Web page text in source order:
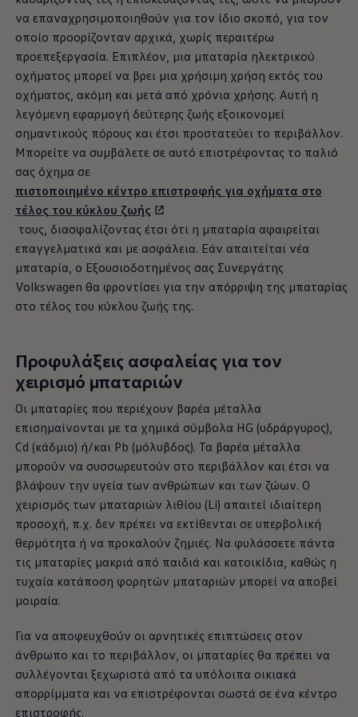
να επαναχρησιμοποιηθούν για τον ίδιο σκοπό, για τον
οποίο προορίζονταν αρχικά, χωρίς περαιτέρω
προεπεξεργασία. Επιπλέον, μια μπαταρία ηλεκτρικού
οχήματος μπορεί να βρει μια χρήσιμη χρήση εκτός του
οχήματος, ακόμη και μετά από χρόνια χρήσης. Αυτή η
λεγόμενη εφαρμογή δεύτερης ζωής εξοικονομεί
σημαντικούς πόρους και έτσι προστατεύει το περιβάλλον.
Μπορείτε να συμβάλετε σε αυτό επιστρέφοντας το παλιό
σας όχημα σε
πιστοποιημένο κέντρο επιστροφής για οχήματα στο
τέλος του κύκλου ζωής
τους, διασφαλίζοντας έτσι ότι η μπαταρία αφαιρείται
επαγγελματικά και με ασφάλεια. Εάν απαιτείται νέα
μπαταρία, ο Εξουσιοδοτημένος σας Συνεργάτης
Volkswagen θα φροντίσει για την απόρριψη της μπαταρίας
στο τέλος του κύκλου ζωής της.
Προφυλάξεις ασφαλείας για τον
χειρισμό μπαταριών
Οι μπαταρίες που περιέχουν βαρέα μέταλλα
επισημαίνονται με τα χημικά σύμβολα HG (υδράργυρος),
Cd (κάδμιο) ή/και Pb (μόλυβδος). Τα βαρέα μέταλλα
μπορούν να συσσωρευτούν στο περιβάλλον και έτσι να
βλάψουν την υγεία των ανθρώπων και των ζώων. Ο
χειρισμός των μπαταριών λιθίου (Li) απαιτεί ιδιαίτερη
προσοχή, π.χ. δεν πρέπει να εκτίθενται σε υπερβολική
θερμότητα ή να προκαλούν ζημιές. Να φυλάσσετε πάντα
τις μπαταρίες μακριά από παιδιά και κατοικίδια, καθώς η
τυχαία κατάποση φορητών μπαταριών μπορεί να αποβεί
μοιραία.
Για να αποφευχθούν οι αρνητικές επιπτώσεις στον
άνθρωπο και το περιβάλλον, οι μπαταρίες θα πρέπει να
συλλέγονται ξεχωριστά από τα υπόλοιπα οικιακά
απορρίμματα και να επιστρέφονται σωστά σε ένα κέντρο
επιστροφής.